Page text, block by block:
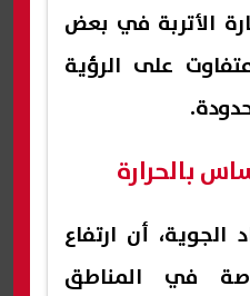
الأتربة في بعض
على الرؤية
بالحرارة
أن ارتفاع
في المناطق